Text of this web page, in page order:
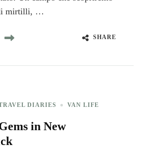
mirtilli, …
SHARE
DIARIES VAN LIFE
in New